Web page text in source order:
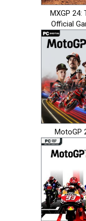
MXGP 24:
Official
MotoGP